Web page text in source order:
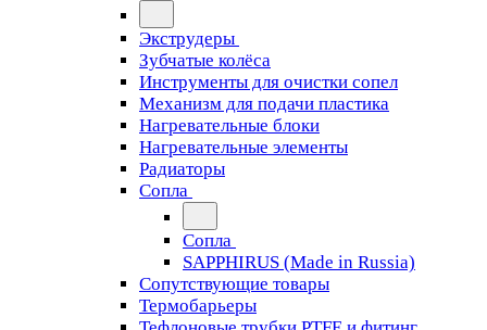
Экструдеры
Зубчатые колёса
Инструменты для очистки сопел
Механизм для подачи пластика
Нагревательные блоки
Нагревательные элементы
Радиаторы
Сопла
Сопла
SAPPHIRUS (Made in Russia)
Сопутствующие товары
Термобарьеры